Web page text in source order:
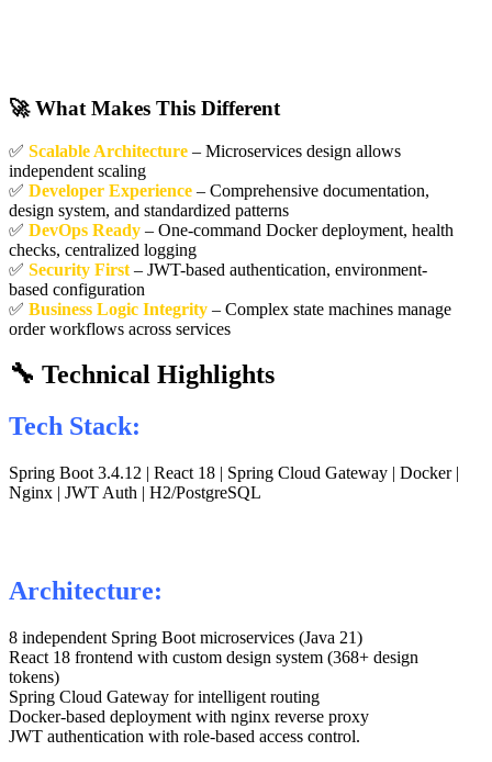
🚀 What Makes This Different
✅ Scalable Architecture – Microservices design allows
independent scaling
✅ Developer Experience – Comprehensive documentation,
design system, and standardized patterns
✅ DevOps Ready – One-command Docker deployment, health
checks, centralized logging
✅ Security First – JWT-based authentication, environment-
based configuration
✅ Business Logic Integrity – Complex state machines manage
order workflows across services
🔧 Technical Highlights
Tech Stack:
Spring Boot 3.4.12 | React 18 | Spring Cloud Gateway | Docker |
Nginx | JWT Auth | H2/PostgreSQL
Architecture:
8 independent Spring Boot microservices (Java 21)
React 18 frontend with custom design system (368+ design
tokens)
Spring Cloud Gateway for intelligent routing
Docker-based deployment with nginx reverse proxy
JWT authentication with role-based access control.